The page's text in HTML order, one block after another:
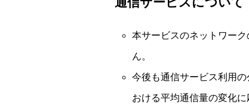
本サービスのネットワー
ん。
今後も通信サービス利用
おける平均通信量の変化